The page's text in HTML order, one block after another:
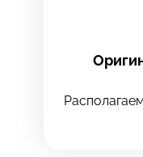
Введите